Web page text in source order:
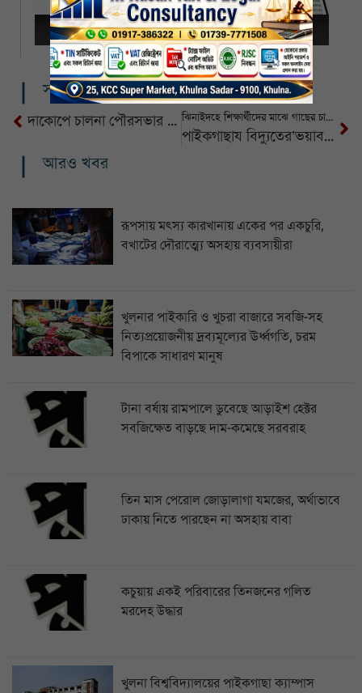
সম্পর্কিত খবর
দাকোপে চালনা পৌরসভার উন্মুক্ত বাজেট ঘোষণা ঝিনাইদহে শিক্ষার্থীদের মাঝে গাছের চারা বিতরণ করল আর্জেন্টিনা ফ্যান ক্লাব
পাইকগাছায বিদ্যুতের’ভয়াবহলোডশেডিং, জনজীবন বিপর্যস্ত
আরও খবর
রূপসায় মৎস্য কারখানায় একের পর একচুরি,
বখাটের দৌরাত্ম্যে অসহায় ব্যবসায়ীরা
খুলনার পাইকারি ও খুচরা বাজারে সবজি-সহ
নিত্যপ্রয়োজনীয় দ্রব্যমূল্যের ঊর্ধ্বগতি, চরম
বিপাকে সাধারণ মানুষ
টানা বর্ষায় রামপালে ডুবেছে আড়াইশ হেক্টর
সবজিক্ষেত বাড়ছে দাম-কমেছে সরবরাহ
তিন মাস পেরোল জোড়ালাগা যমজের, অর্থাভাবে
ঢাকায় নিতে পারছেন না অসহায় বাবা
কচুয়ায় একই পরিবারের তিনজনের গলিত
মরদেহ উদ্ধার
খুলনা বিশ্ববিদ্যালয়ের পাইকগাছা ক্যাম্পাস